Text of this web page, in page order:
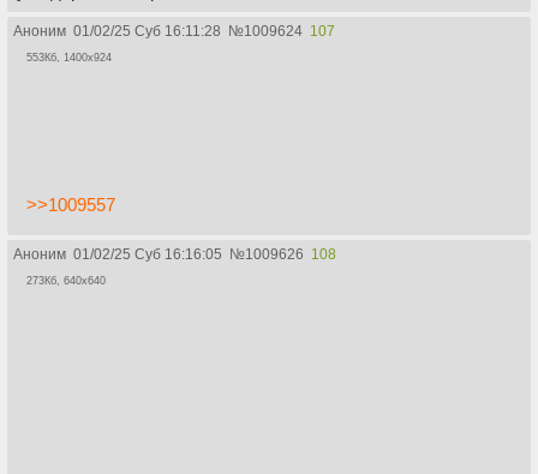
Аноним 01/02/25 Суб 16:11:28 №1009624 107
553Кб, 1400x924
>>1009557
Аноним 01/02/25 Суб 16:16:05 №1009626 108
273Кб, 640x640